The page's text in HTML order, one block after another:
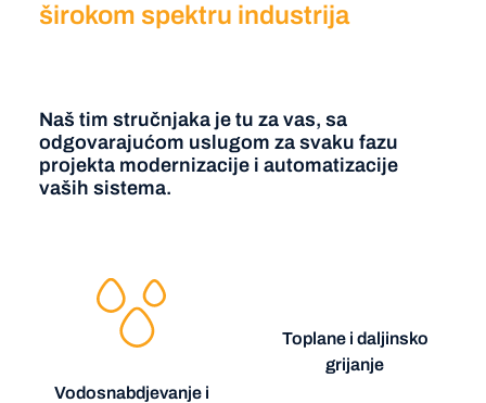
širokom spektru industrija
Naš tim stručnjaka je tu za vas, sa
odgovarajućom uslugom za svaku fazu
projekta modernizacije i automatizacije
vaših sistema.
Vodosnabdjevanje i
Toplane i daljinsko
grijanje